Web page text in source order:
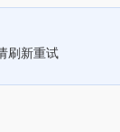
刷新重试